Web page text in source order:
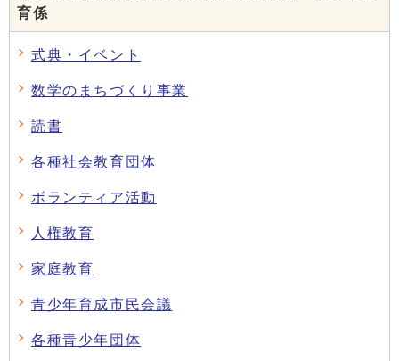
育係
式典・イベント
数学のまちづくり事業
読書
各種社会教育団体
ボランティア活動
人権教育
家庭教育
青少年育成市民会議
各種青少年団体